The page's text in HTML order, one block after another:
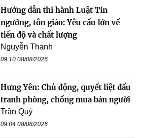
Hướng dẫn thi hành Luật Tín
ngưỡng, tôn giáo: Yêu cầu lớn về
tiến độ và chất lượng
Nguyễn Thanh
09:10 08/08/2026
Hưng Yên: Chủ động, quyết liệt đấu
tranh phòng, chống mua bán người
Trần Quý
09:04 08/08/2026